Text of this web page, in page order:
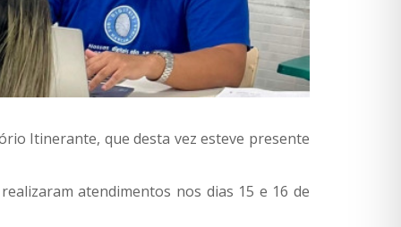
Itinerante, que desta vez esteve presente
atendimentos nos dias 15 e 16 de